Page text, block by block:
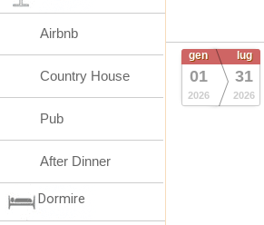
gen
01
2026
lug
31
2026
Airbnb
Country House
Pub
After Dinner
Dormire